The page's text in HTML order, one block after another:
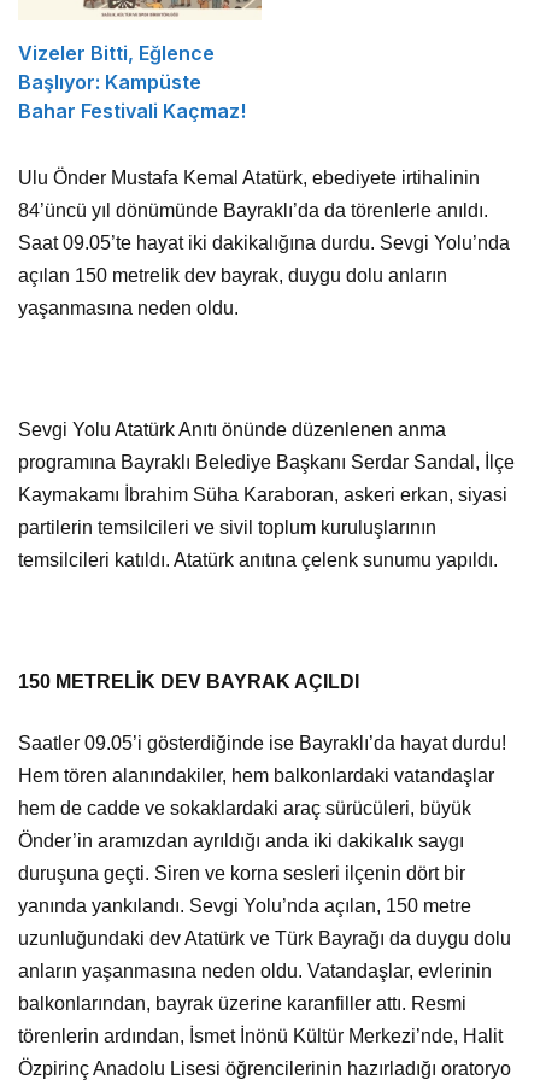
Vizeler Bitti, Eğlence
Başlıyor: Kampüste
Bahar Festivali Kaçmaz!
Ulu Önder Mustafa Kemal Atatürk, ebediyete irtihalinin
84’üncü yıl dönümünde Bayraklı’da da törenlerle anıldı.
Saat 09.05’te hayat iki dakikalığına durdu. Sevgi Yolu’nda
açılan 150 metrelik dev bayrak, duygu dolu anların
yaşanmasına neden oldu.
Sevgi Yolu Atatürk Anıtı önünde düzenlenen anma
programına Bayraklı Belediye Başkanı Serdar Sandal, İlçe
Kaymakamı İbrahim Süha Karaboran, askeri erkan, siyasi
partilerin temsilcileri ve sivil toplum kuruluşlarının
temsilcileri katıldı. Atatürk anıtına çelenk sunumu yapıldı.
150 METRELİK DEV BAYRAK AÇILDI
Saatler 09.05’i gösterdiğinde ise Bayraklı’da hayat durdu!
Hem tören alanındakiler, hem balkonlardaki vatandaşlar
hem de cadde ve sokaklardaki araç sürücüleri, büyük
Önder’in aramızdan ayrıldığı anda iki dakikalık saygı
duruşuna geçti. Siren ve korna sesleri ilçenin dört bir
yanında yankılandı. Sevgi Yolu’nda açılan, 150 metre
uzunluğundaki dev Atatürk ve Türk Bayrağı da duygu dolu
anların yaşanmasına neden oldu. Vatandaşlar, evlerinin
balkonlarından, bayrak üzerine karanfiller attı. Resmi
törenlerin ardından, İsmet İnönü Kültür Merkezi’nde, Halit
Özpirinç Anadolu Lisesi öğrencilerinin hazırladığı oratoryo